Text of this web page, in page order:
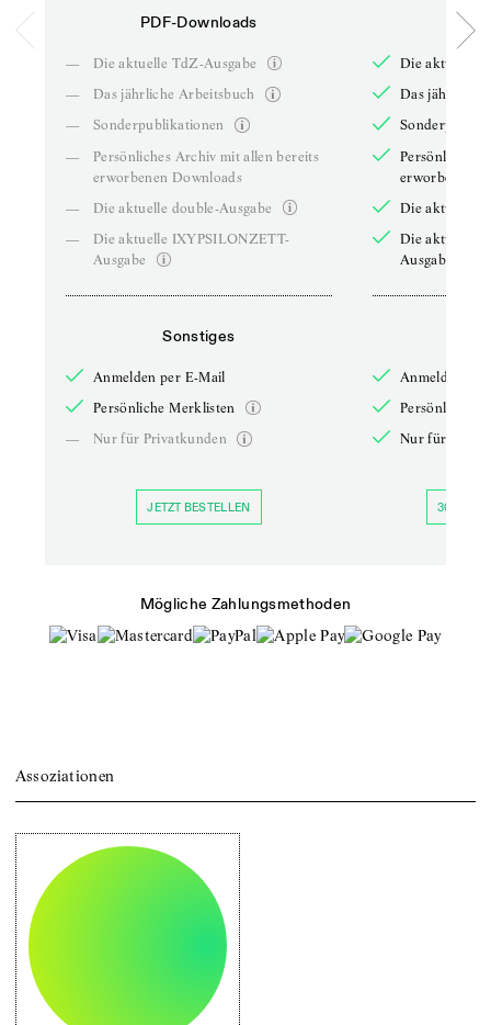
PDF-Downloads
—
Die aktuelle TdZ-Ausgabe
—
Das jährliche Arbeitsbuch
—
Sonderpublikationen
—
Persönliches Archiv mit allen bereits
erworbenen Downloads
—
Die aktuelle double-Ausgabe
—
Die aktuelle IXYPSILONZETT-
Ausgabe
Sonstiges
Anmelden per E-Mail
Persönliche Merklisten
—
Nur für Privatkunden
JETZT BESTELLEN
Die aktuelle
Das jährliche
Persönliches
erworbenen
Die aktuelle
Die aktuelle
Ausgabe
Anmelden
Persönliche
Nur für
30 TAGE
Mögliche Zahlungsmethoden
Assoziationen